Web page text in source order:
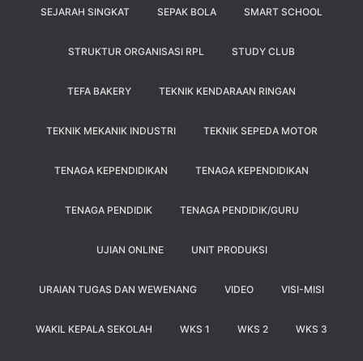
SEJARAH SINGKAT SEPAK BOLA SMART SCHOOL
STRUKTUR ORGANISASI RPL STUDY CLUB
TEFA BAKERY TEKNIK KENDARAAN RINGAN
TEKNIK MEKANIK INDUSTRI TEKNIK SEPEDA MOTOR
TENAGA KEPENDIDIKAN TENAGA KEPENDIDIKAN
TENAGA PENDIDIK TENAGA PENDIDIK/GURU
UJIAN ONLINE UNIT PRODUKSI
URAIAN TUGAS DAN WEWENANG VIDEO VISI-MISI
WAKIL KEPALA SEKOLAH WKS 1 WKS 2 WKS 3